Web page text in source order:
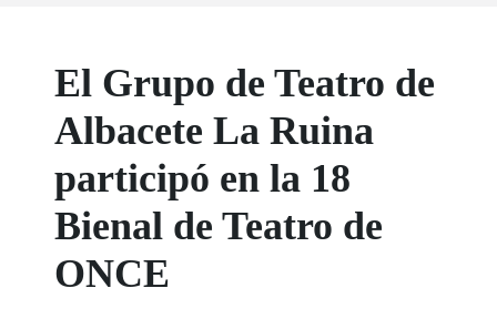
El Grupo de Teatro de
Albacete La Ruina
participó en la 18
Bienal de Teatro de
ONCE